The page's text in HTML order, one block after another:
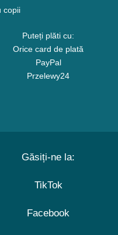
copii
Puteți plăti cu:
Orice card de plată
PayPal
Przelewy24
Găsiți-ne la:
TikTok
Facebook